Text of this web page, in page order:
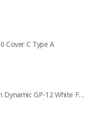
Cover C Type A
Fractal Cooler Design Dynamic GP-12 White FD-FAN-DYN-GP12-WT